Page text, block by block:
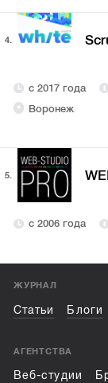
4.
с 2017 года
Воронеж
5.
с 2006 года
ЖУРНАЛ
Статьи Блоги
АГЕНТСТВА
Веб-студии